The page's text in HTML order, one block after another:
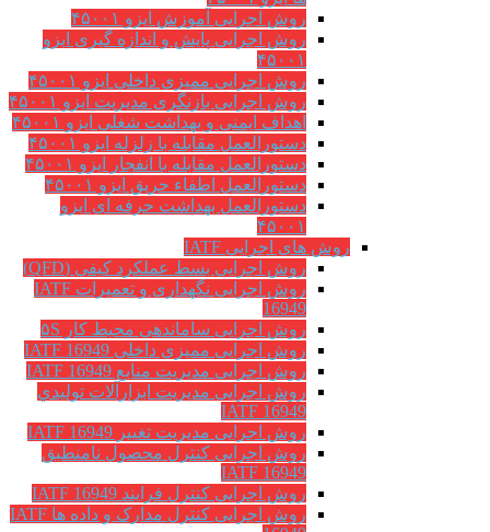
روش اجرایی آموزش ایزو ۴۵۰۰۱
روش اجرایی پایش و اندازه گیری ایزو
۴۵۰۰۱
روش اجرایی ممیزی داخلی ایزو ۴۵۰۰۱
روش اجرایی بازنگری مدیریت ایزو ۴۵۰۰۱
اهداف ایمنی و بهداشت شغلی ایزو ۴۵۰۰۱
دستورالعمل مقابله با زلزله ایزو ۴۵۰۰۱
دستورالعمل مقابله با انفجار ایزو ۴۵۰۰۱
دستورالعمل اطفاء حریق ایزو ۴۵۰۰۱
دستورالعمل بهداشت حرفه ای ایزو
۴۵۰۰۱
روش های اجرایی IATF
روش اجرایی بسط عملکرد کیفی (QFD)
روش اجرایی نگهداری و تعمیرات IATF
16949
روش اجرایی ساماندهی محیط کار ۵S
روش اجرایی ممیزی داخلی IATF 16949
روش اجرایی مدیریت منابع IATF 16949
روش اجرایی مديريت ابزارآلات توليدي
IATF 16949
روش اجرایی مدیریت تغییر IATF 16949
روش اجرایی کنترل محصول نامنطبق
IATF 16949
روش اجرایی کنترل فرایند IATF 16949
روش اجرایی کنترل مدارک و داده ها IATF